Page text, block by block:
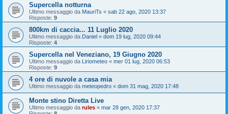
Supercella notturna
Ultimo messaggio da MauriTs « sab 22 ago, 2020 13:37
Risposte: 9
800km di caccia... 11 Luglio 2020
Ultimo messaggio da Daniel « dom 19 lug, 2020 09:44
Risposte: 4
Supercella nel Veneziano, 19 Giugno 2020
Ultimo messaggio da Liriometeo « mer 01 lug, 2020 06:53
Risposte: 9
4 ore di nuvole a casa mia
Ultimo messaggio da meteopedro « dom 31 mag, 2020 17:48
Monte stino Diretta Live
Ultimo messaggio da rules « mar 28 gen, 2020 17:37